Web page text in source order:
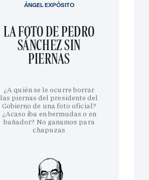
LA FOTO DE PEDRO
SÁNCHEZ SIN
PIERNAS
¿A quién se le ocurre borrar
las piernas del presidente del
Gobierno de una foto oficial?
¿Acaso iba en bermudas o en
bañador? No ganamos para
chapuzas
ÁNGEL EXPÓSITO